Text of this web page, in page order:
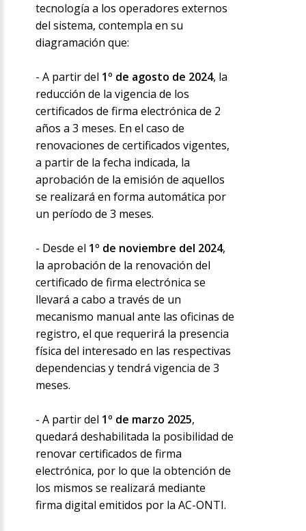
tecnología a los operadores externos
del sistema, contempla en su
diagramación que:
- A partir del 1º de agosto de 2024, la
reducción de la vigencia de los
certificados de firma electrónica de 2
años a 3 meses. En el caso de
renovaciones de certificados vigentes,
a partir de la fecha indicada, la
aprobación de la emisión de aquellos
se realizará en forma automática por
un período de 3 meses.
- Desde el 1º de noviembre del 2024,
la aprobación de la renovación del
certificado de firma electrónica se
llevará a cabo a través de un
mecanismo manual ante las oficinas de
registro, el que requerirá la presencia
física del interesado en las respectivas
dependencias y tendrá vigencia de 3
meses.
- A partir del 1º de marzo 2025,
quedará deshabilitada la posibilidad de
renovar certificados de firma
electrónica, por lo que la obtención de
los mismos se realizará mediante
firma digital emitidos por la AC-ONTI.